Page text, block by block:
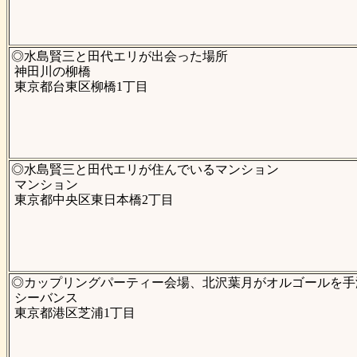
◎水島賢三と田代エリが出会った場所
神田川の柳橋
東京都台東区柳橋1丁目
◎水島賢三と田代エリが住んでいるマンション
マンション
東京都中央区東日本橋2丁目
◎カップリングパーティー会場、北沢葉月がオルゴールを
シーバンス
東京都港区芝浦1丁目